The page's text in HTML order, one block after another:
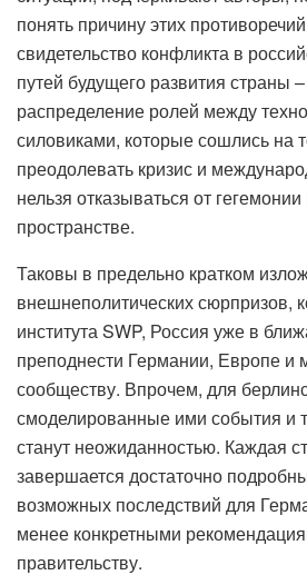
понять причину этих
свидетельство конфликта в
путей будущего развития страны
распределение ролей между
силовиками, которые сошлись на
преодолевать кризис и
нельзя отказываться от
пространстве.
Таковы в предельно кратком
внешнеполитических сюрпризов,
института SWP, Россия уже в
преподнести Германии, Европе и
сообществу. Впрочем, для
смоделированные ими события и
станут неожиданностью. Каждая
завершается достаточно
возможных последствий для
менее конкретными
правительству.